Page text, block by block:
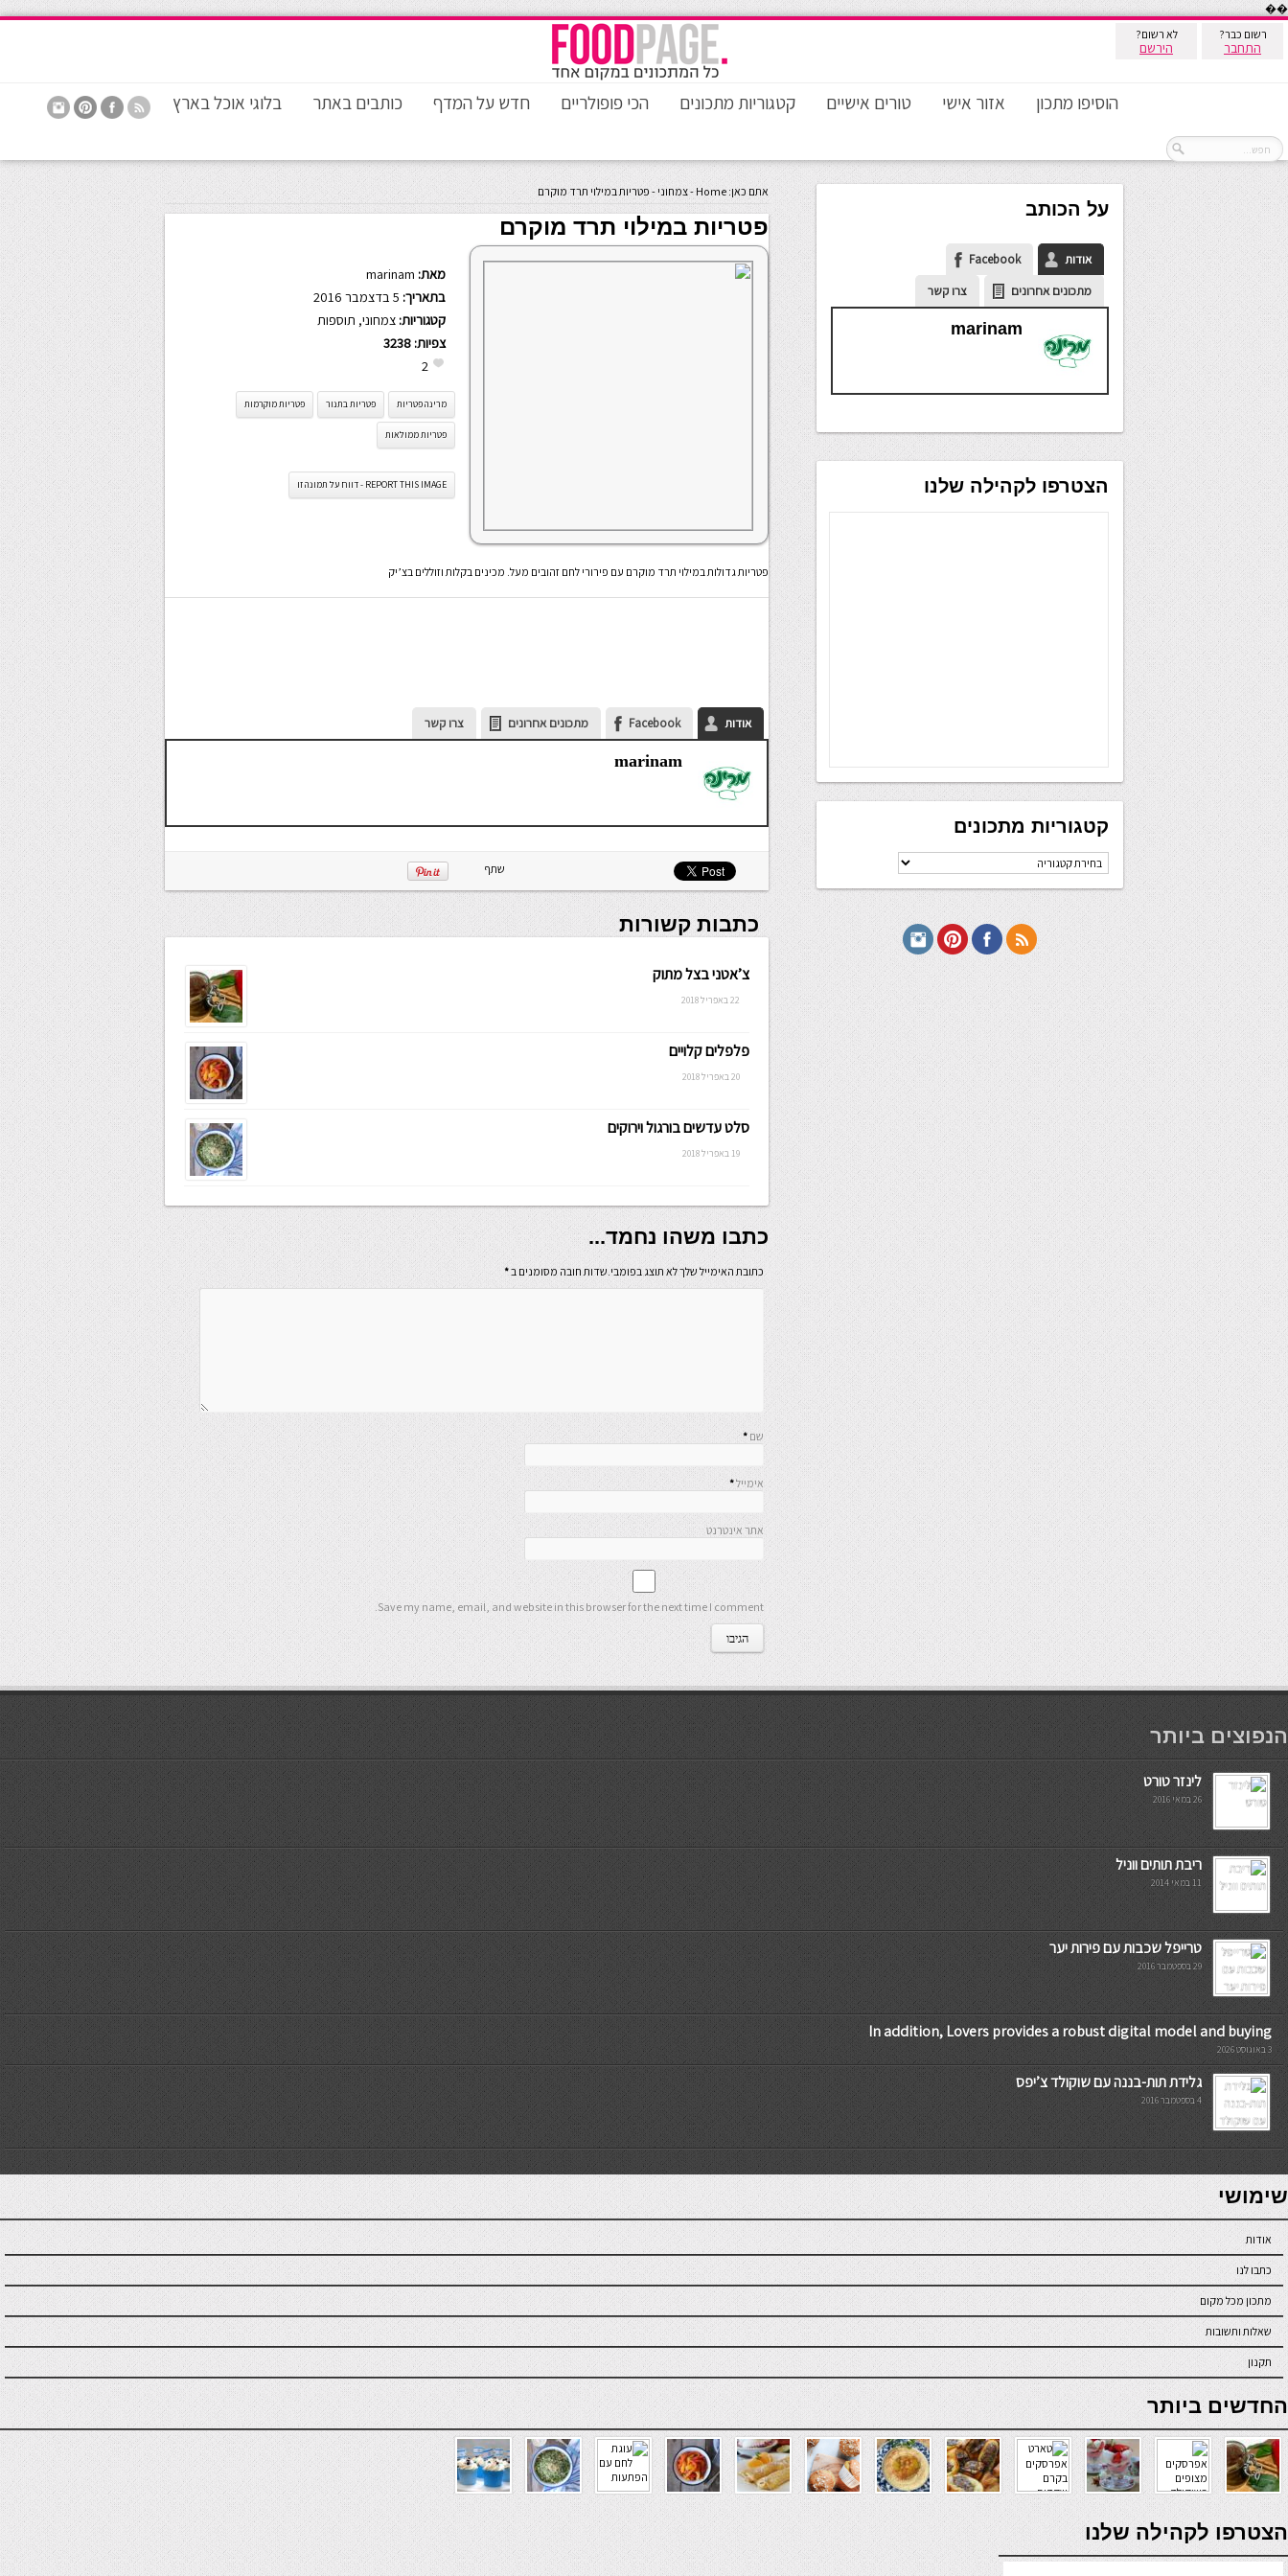
��
רשום כבר?
התחבר
לא רשום?
הירשם
הוסיפו מתכון אזור אישי טורים אישיים קטגוריות מתכונים הכי פופולריים חדש על המדף כותבים באתר בלוגי אוכל בארץ
אתם כאן: Home
-צמחוני - פטריות במילוי תרד מוקרם
פטריות במילוי תרד מוקרם
מאת: marinam
בתאריך:
קטגוריות: צמחוני, תוספות
צפיות: 3238
2
מרינה פטריות פטריות בתנור פטריות מוקרמות
פטריות ממולאות
REPORT THIS IMAGE - דווח על תמונה זו
פטריות גדולות במילוי תרד מוקרם עם פירורי לחם זהובים מעל. מכינים בקלות וזוללים בצ’יק
אודות Facebook מתכונים אחרונים צרו קשר
marinam
שתף
כתבות קשורות
צ’אטני בצל מתוק
22 באפריל 2018
פלפלים קלויים
20 באפריל 2018
סלט עדשים בורגול וירוקים
19 באפריל 2018
כתבו משהו נחמד...
כתובת האימייל שלך לא תוצג בפומבי.שדות חובה מסומנים ב*
שם *
אימייל*
אתר אינטרנט
Save my name, email, and website in this browser for the next time I comment.
על הכותב
אודות
Facebook
מתכונים אחרונים
צרו קשר
marinam
הצטרפו לקהילה שלנו
קטגוריות מתכונים
קטגוריות
מתכונים
мостбет кг
הנפוצים ביותר
לינזר טורט
26 במאי 2016
ריבת תותים ווניל
11 במאי 2014
טרייפל שכבות עם פירות יער
29 בספטמבר 2016
In addition, Lovers provides a robust digital model and buying
3 באוגוסט 2026
גלידת תות-בננה עם שוקולד צ’יפס
4 בספטמבר 2016
7slots
seriöse online casinos österreich
שימושי
אודות
כתבו לנו
מתכון מכל מקום
שאלות ותשובות
תקנון
online casino
החדשים ביותר
verde casino
הצטרפו לקהילה שלנו